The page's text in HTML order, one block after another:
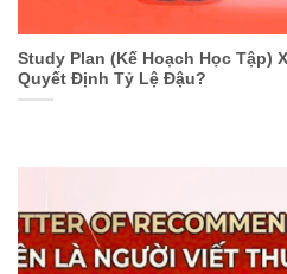
Study Plan (Kế Hoạch Học Tập)
Quyết Định Tỷ Lệ Đậu?